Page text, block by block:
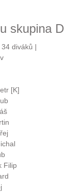
skupina D
diváků |
[K]
Filip